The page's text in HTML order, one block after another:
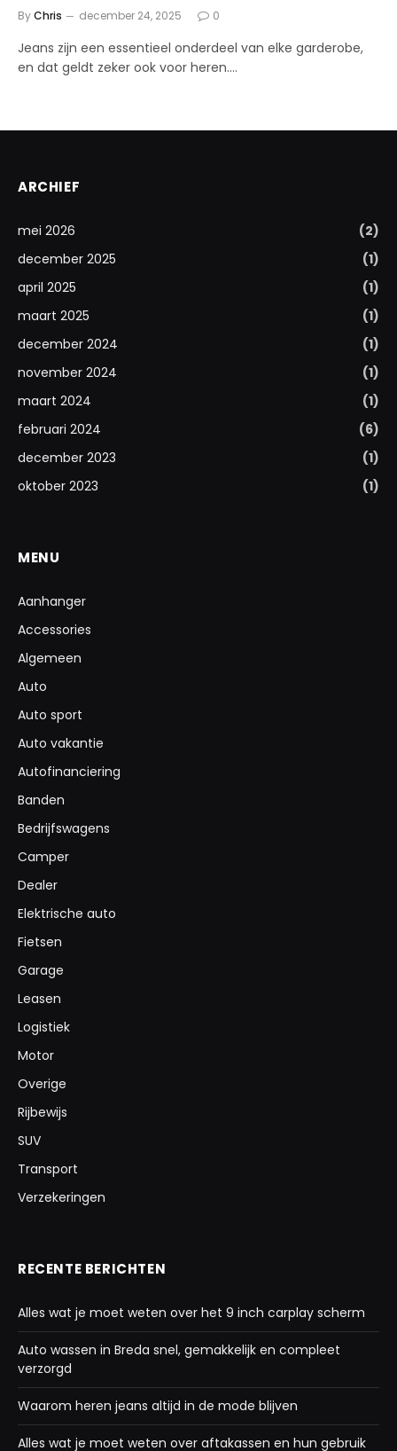
ByChris december 24, 2025 0
Jeans zijn een essentieel onderdeel van elke garderobe,
en dat geldt zeker ook voor heren.…
ARCHIEF
mei 2026
(2)
december 2025
(1)
april 2025
(1)
maart 2025
(1)
december 2024
(1)
november 2024
(1)
maart 2024
(1)
februari 2024
(6)
december 2023
(1)
oktober 2023
(1)
MENU
Aanhanger
Accessories
Algemeen
Auto
Auto sport
Auto vakantie
Autofinanciering
Banden
Bedrijfswagens
Camper
Dealer
Elektrische auto
Fietsen
Garage
Leasen
Logistiek
Motor
Overige
Rijbewijs
SUV
Transport
Verzekeringen
RECENTE BERICHTEN
Alles wat je moet weten over het 9 inch carplay scherm
Auto wassen in Breda snel, gemakkelijk en compleet
verzorgd
Waarom heren jeans altijd in de mode blijven
Alles wat je moet weten over aftakassen en hun gebruik